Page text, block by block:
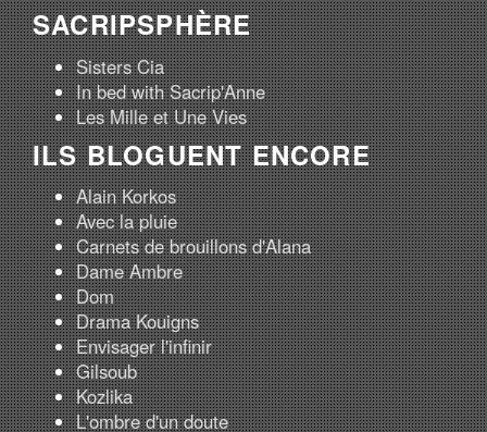
SACRIPSPHÈRE
Sisters Cia
In bed with Sacrip'Anne
Les Mille et Une Vies
ILS BLOGUENT ENCORE
Alain Korkos
Avec la pluie
Carnets de brouillons d'Alana
Dame Ambre
Dom
Drama Kouigns
Envisager l'infinir
Gilsoub
Kozlika
L'ombre d'un doute